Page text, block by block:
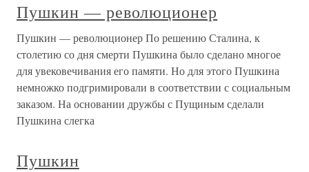
Пушкин — революционер
Пушкин — революционер По решению Сталина, к
столетию со дня смерти Пушкина было сделано многое
для увековечивания его памяти. Но для этого Пушкина
немножко подгримировали в соответствии с социальным
заказом. На основании дружбы с Пущиным сделали
Пушкина слегка
Пушкин